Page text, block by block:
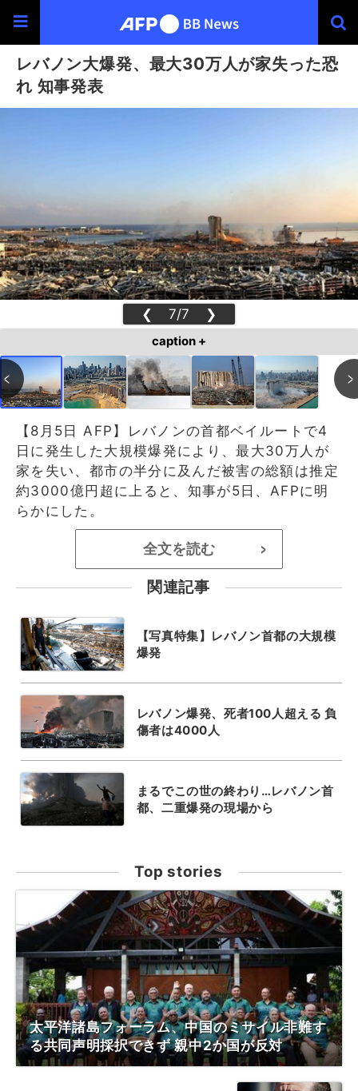
レバノン大爆発、最大30万人が家失った恐
れ 知事発表
❮ 7/7 ❯
caption +
【8月5日 AFP】レバノンの首都ベイルートで4
日に発生した大規模爆発により、最大30万人が
家を失い、都市の半分に及んだ被害の総額は推定
約3000億円超に上ると、知事が5日、AFPに明
らかにした。
全文を読む >
関連記事
【写真特集】レバノン首都の大規模
爆発
レバノン爆発、死者100人超える 負
傷者は4000人
まるでこの世の終わり…レバノン首
都、二重爆発の現場から
Top stories
太平洋諸島フォーラム、中国のミサイル非難す
る共同声明採択できず 親中2か国が反対